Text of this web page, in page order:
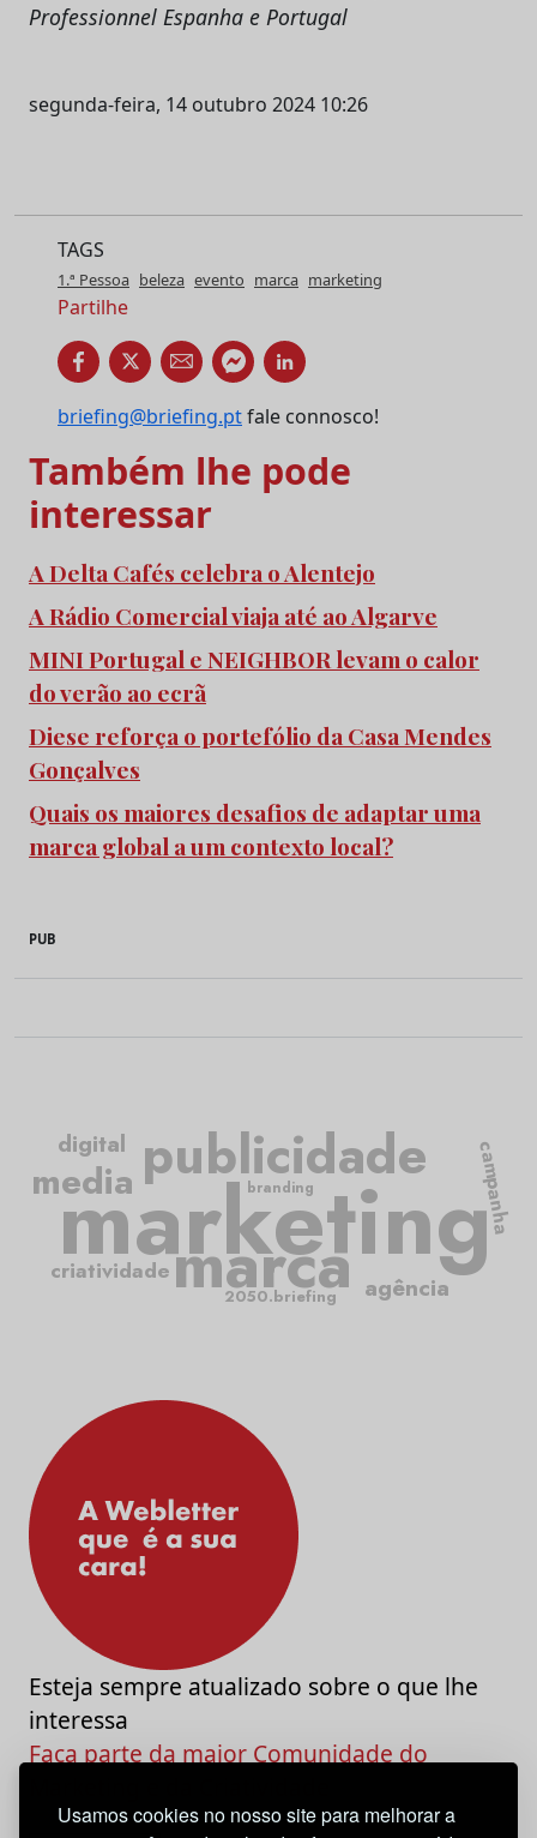
Usamos cookies no nosso site para melhorar a
Professionnel Espanha e Portugal
segunda-feira, 14 outubro 2024 10:26
TAGS
1.ª Pessoa beleza evento marca marketing
Partilhe
briefing@briefing.ptfale connosco!
Também lhe pode
interessar
A Delta Cafés celebra o Alentejo
A Rádio Comercial viaja até ao Algarve
MINI Portugal e NEIGHBOR levam o calor
do verão ao ecrã
Diese reforça o portefólio da Casa Mendes
Gonçalves
Quais os maiores desafios de adaptar uma
marca global a um contexto local?
PUB
marketing
publicidade
marca
criatividade
campanha
media
agência
digital
2050.briefing
branding
Esteja sempre atualizado sobre o que lhe
interessa
Faça parte da maior Comunidade do